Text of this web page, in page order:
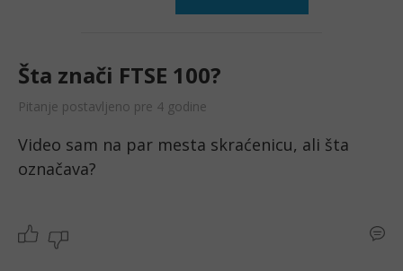
Šta znači FTSE 100?
Pitanje postavljeno pre 4 godine
Video sam na par mesta skraćenicu, ali šta
označava?